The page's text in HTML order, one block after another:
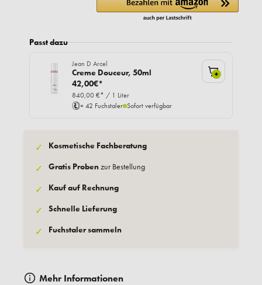
Passt dazu
Jean D Arcel
Creme Douceur, 50ml
42,00€*
840,00 €* / 1 Liter
+ 42 Fuchstaler Sofort verfügbar
+
✓ Kosmetische Fachberatung
✓ Gratis Probenzur Bestellung
✓ Kauf auf Rechnung
✓ Schnelle Lieferung
✓ Fuchstaler sammeln
Mehr Informationen